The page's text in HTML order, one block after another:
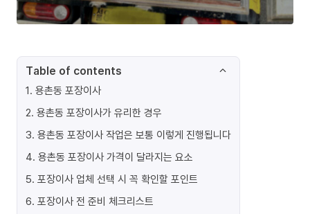
Table of contents
1. 용촌동 포장이사
2. 용촌동 포장이사가 유리한 경우
3. 용촌동 포장이사 작업은 보통 이렇게 진행됩니다
4. 용촌동 포장이사 가격이 달라지는 요소
5. 포장이사 업체 선택 시 꼭 확인할 포인트
6. 포장이사 전 준비 체크리스트